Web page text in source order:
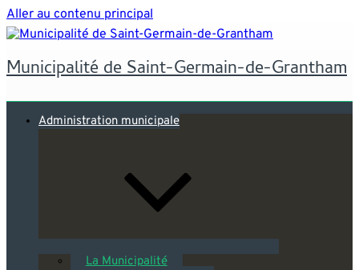
Aller au contenu principal
Municipalité de Saint-Germain-de-Grantham
Administration municipale
La Municipalité